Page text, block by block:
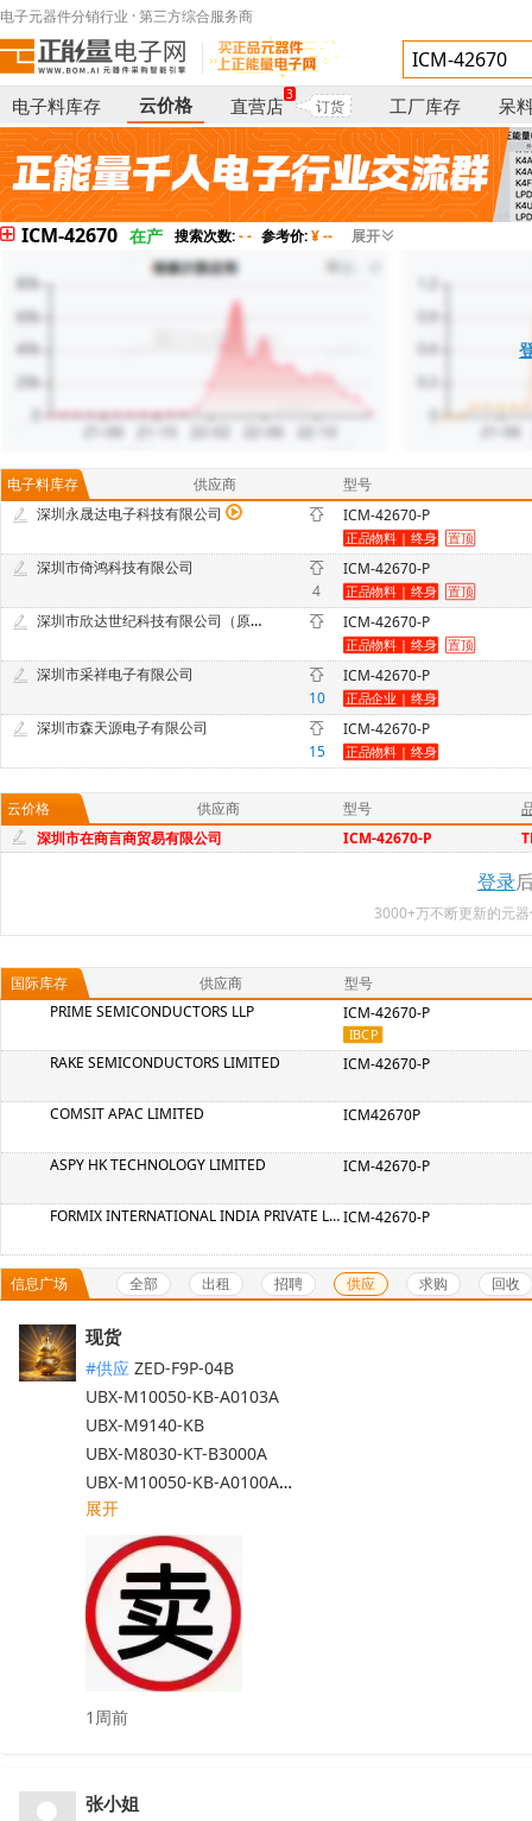
电子元器件分销行业 · 第三方综合服务商
电子料库存 云价格 直营店
3
订货 工厂库存 呆
ICM-42670 在产 搜索次数:- - 参考价:¥ -- 展开
电子料库存 供应商
型号
深圳永晟达电子科技有限公司
ICM-42670-P
深圳市倚鸿科技有限公司
4
ICM-42670-P
深圳市欣达世纪科技有限公司（原欣达电子商行） ICM-42670-P
深圳市采祥电子有限公司
10
ICM-42670-P
深圳市森天源电子有限公司
15
ICM-42670-P
云价格 供应商 型号
深圳市在商言商贸易有限公司
ICM-42670-P
登录
3000+万不断更新的元
国际库存 供应商
型号
PRIME SEMICONDUCTORS LLP
ICM-42670-P
RAKE SEMICONDUCTORS LIMITED ICM-42670-P
COMSIT APAC LIMITED ICM42670P
ASPY HK TECHNOLOGY LIMITED ICM-42670-P
FORMIX INTERNATIONAL INDIA PRIVATE LIMITEDICM-42670-P
信息广场 全部 出租 招聘 供应 求购 回收
现货
#供应 ZED-F9P-04B
UBX-M10050-KB-A0103A
UBX-M9140-KB
UBX-M8030-KT-B3000A
UBX-M10050-KB-A0100A
SAM-M8Q-0-10
NEO-F9P-15B
MAX-M10S-00B
SAM-M10Q-00B-01
ICM-42670 -P(价格优势）
ICM-42688-P
展开
1周前
张小姐